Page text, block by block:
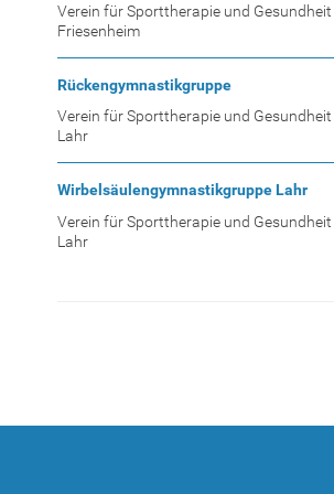
Verein für Sporttherapie und Gesundheit
Friesenheim
Rückengymnastikgruppe
Verein für Sporttherapie und Gesundheit
Lahr
Wirbelsäulengymnastikgruppe Lahr
Verein für Sporttherapie und Gesundheit
Lahr